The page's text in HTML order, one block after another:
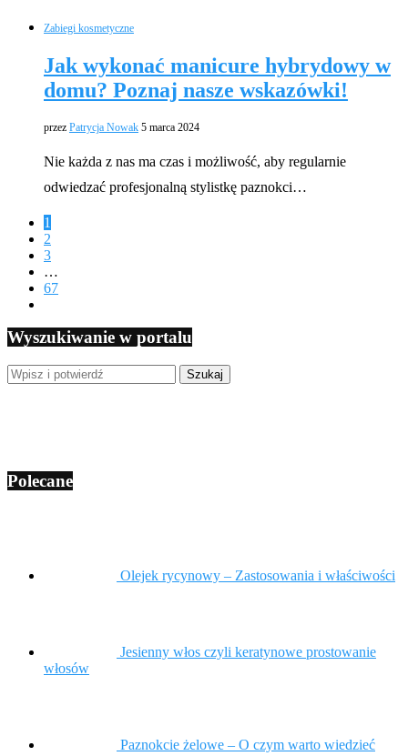
Zabiegi kosmetyczne
Jak wykonać manicure hybrydowy w
domu? Poznaj nasze wskazówki!
przez Patrycja Nowak 5 marca 2024
Nie każda z nas ma czas i możliwość, aby regularnie
odwiedzać profesjonalną stylistkę paznokci…
1
2
3
…
67
Wyszukiwanie w portalu
Polecane
Olejek rycynowy – Zastosowania i właściwości
Jesienny włos czyli keratynowe prostowanie
włosów
Paznokcie żelowe – O czym warto wiedzieć